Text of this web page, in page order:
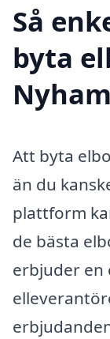
Så
byta
Att byta
än du
plattform
de bästa
erbjuder en